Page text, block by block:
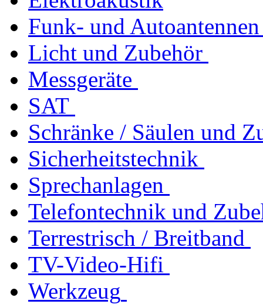
Funk- und Autoantennen
Licht und Zubehör
Messgeräte
SAT
Schränke / Säulen und
Sicherheitstechnik
Sprechanlagen
Telefontechnik und
Terrestrisch / Breitband
TV-Video-Hifi
Werkzeug